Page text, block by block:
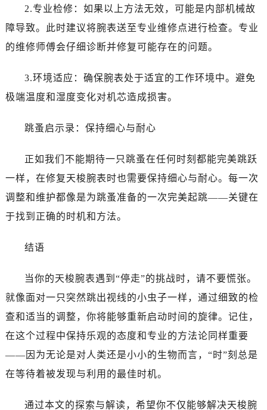
2.专业检修：如果以上方法无效，可能是内部机械故
障导致。此时建议将腕表送至专业维修点进行检查。专业
的维修师傅会仔细诊断并修复可能存在的问题。
3.环境适应：确保腕表处于适宜的工作环境中。避免
极端温度和湿度变化对机芯造成损害。
跳蚤启示录：保持细心与耐心
正如我们不能期待一只跳蚤在任何时刻都能完美跳跃
一样，在修复天梭腕表时也需要保持细心与耐心。每一次
调整和维护都像是为跳蚤准备的一次完美起跳——关键在
于找到正确的时机和方法。
结语
当你的天梭腕表遇到“停走”的挑战时，请不要慌张。
就像面对一只突然跳出视线的小虫子一样，通过细致的检
查和适当的调整，你将能够重新启动时间的旋律。记住，
在这个过程中保持乐观的态度和专业的方法论同样重要
——因为无论是对人类还是小小的生物而言，“时”刻总是
在等待着被发现与利用的最佳时机。
通过本文的探索与解读，希望你不仅能够解决天梭腕